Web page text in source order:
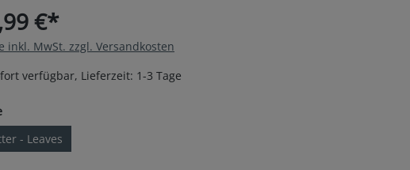
€*
inkl. MwSt. zzgl. Versandkosten
verfügbar, Lieferzeit: 1-3 Tage
auswählen
- Leaves